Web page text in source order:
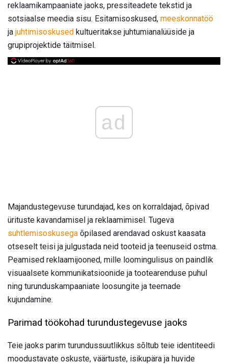
reklaamikampaaniate jaoks, pressiteadete tekstid ja
sotsiaalse meedia sisu. Esitamisoskused, meeskonnatöö
ja juhtimisoskused kultueritakse juhtumianalüüside ja
grupiprojektide täitmisel.
ad
Majandustegevuse turundajad, kes on korraldajad, õpivad
ürituste kavandamisel ja reklaamimisel. Tugeva
suhtlemisoskusega õpilased arendavad oskust kaasata
otseselt teisi ja julgustada neid tooteid ja teenuseid ostma.
Peamised reklaamijooned, mille loomingulisus on paindlik
visuaalsete kommunikatsioonide ja tootearenduse puhul
ning turunduskampaaniate loosungite ja teemade
kujundamine.
Parimad töökohad turundustegevuse jaoks
Teie jaoks parim turundussuutlikkus sõltub teie identiteedi
moodustavate oskuste, väärtuste, isikupära ja huvide